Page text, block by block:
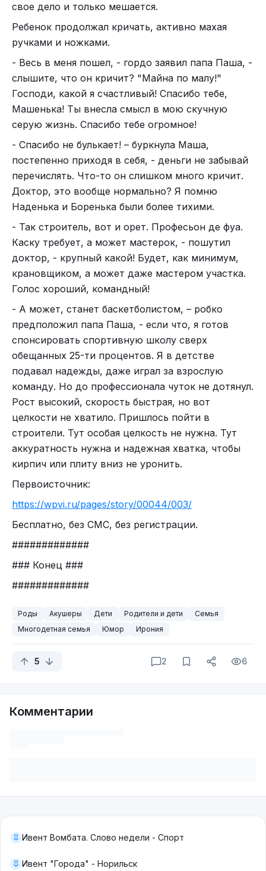
свое дело и только мешается.
Ребенок продолжал кричать, активно махая
ручками и ножками.
- Весь в меня пошел, - гордо заявил папа Паша, -
слышите, что он кричит? "Майна по малу!"
Господи, какой я счастливый! Спасибо тебе,
Машенька! Ты внесла смысл в мою скучную
серую жизнь. Спасибо тебе огромное!
- Спасибо не булькает! – буркнула Маша,
постепенно приходя в себя, - деньги не забывай
перечислять. Что-то он слишком много кричит.
Доктор, это вообще нормально? Я помню
Наденька и Боренька были более тихими.
- Так строитель, вот и орет. Професьон де фуа.
Каску требует, а может мастерок, - пошутил
доктор, - крупный какой! Будет, как минимум,
крановщиком, а может даже мастером участка.
Голос хороший, командный!
- А может, станет баскетболистом, – робко
предположил папа Паша, - если что, я готов
спонсировать спортивную школу сверх
обещанных 25-ти процентов. Я в детстве
подавал надежды, даже играл за взрослую
команду. Но до профессионала чуток не дотянул.
Рост высокий, скорость быстрая, но вот
целкости не хватило. Пришлось пойти в
строители. Тут особая целкость не нужна. Тут
аккуратность нужна и надежная хватка, чтобы
кирпич или плиту вниз не уронить.
Первоисточник:
https://wpvi.ru/pages/story/00044/003/
Бесплатно, без СМС, без регистрации.
#############
### Конец ###
#############
Роды Акушеры Дети Родители и дети
Семья
Многодетная семья
Юмор Ирония
5 2 6
Комментарии
Ивент Вомбата. Слово недели - Спорт
Ивент "Города" - Норильск